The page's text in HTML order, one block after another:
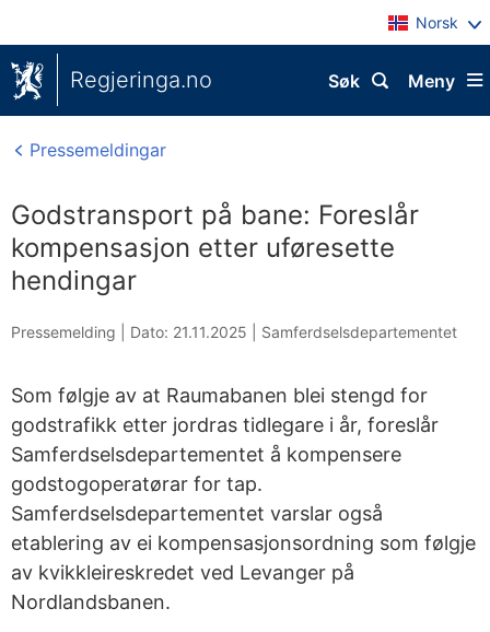
Norsk
Regjeringa.no Meny
Søk
Pressemeldingar
Godstransport på bane: Foreslår
kompensasjon etter uføresette
hendingar
Pressemelding | Dato: 21.11.2025 Samferdselsdepartementet
Som følgje av at Raumabanen blei stengd for
godstrafikk etter jordras tidlegare i år, foreslår
Samferdselsdepartementet å kompensere
godstogoperatørar for tap.
Samferdselsdepartementet varslar også
etablering av ei kompensasjonsordning som følgje
av kvikkleireskredet ved Levanger på
Nordlandsbanen.